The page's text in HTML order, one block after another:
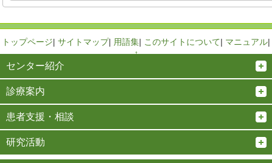
トップページ| サイトマップ| 用語集| このサイトについて| マニュアル|
↑
センター紹介
診療案内
患者支援・相談
研究活動